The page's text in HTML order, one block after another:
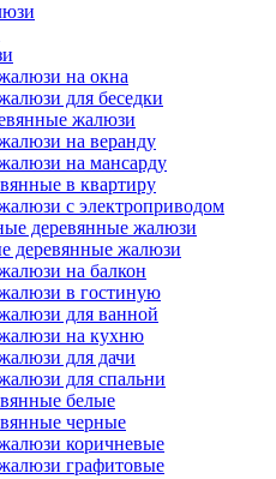
на окна
для беседки
жалюзи
на веранду
на мансарду
в квартиру
с электроприводом
деревянные жалюзи
деревянные жалюзи
на балкон
в гостиную
для ванной
на кухню
для дачи
для спальни
белые
черные
коричневые
графитовые